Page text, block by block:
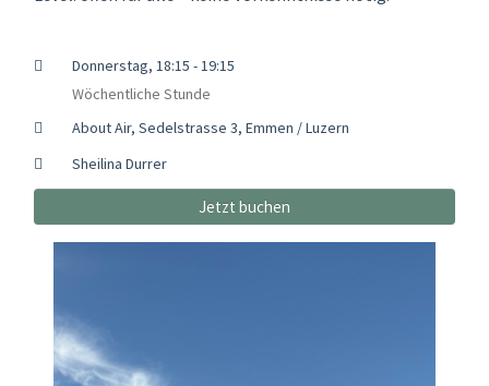
Donnerstag, 18:15 - 19:15
Wöchentliche Stunde
About Air, Sedelstrasse 3, Emmen / Luzern
Sheilina Durrer
Jetzt buchen